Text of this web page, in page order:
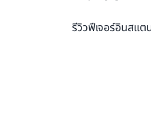
รีวิวฟีเจอร์อินสแ